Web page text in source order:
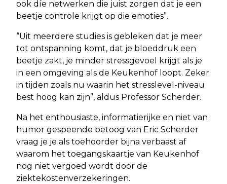
ook díe netwerken die juist zorgen dat je een
beetje controle krijgt op die emoties”.
“Uit meerdere studies is gebleken dat je meer
tot ontspanning komt, dat je bloeddruk een
beetje zakt, je minder stressgevoel krijgt als je
in een omgeving als de Keukenhof loopt. Zeker
in tijden zoals nu waarin het stresslevel-niveau
best hoog kan zijn”, aldus Professor Scherder.
Na het enthousiaste, informatierijke en niet van
humor gespeende betoog van Eric Scherder
vraag je je als toehoorder bijna verbaast af
waarom het toegangskaartje van Keukenhof
nog niet vergoed wordt door de
ziektekostenverzekeringen.